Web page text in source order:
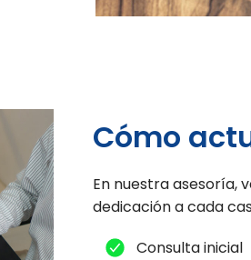
Cómo
En nuestra asesoría,
dedicación a cada
Consulta inicial